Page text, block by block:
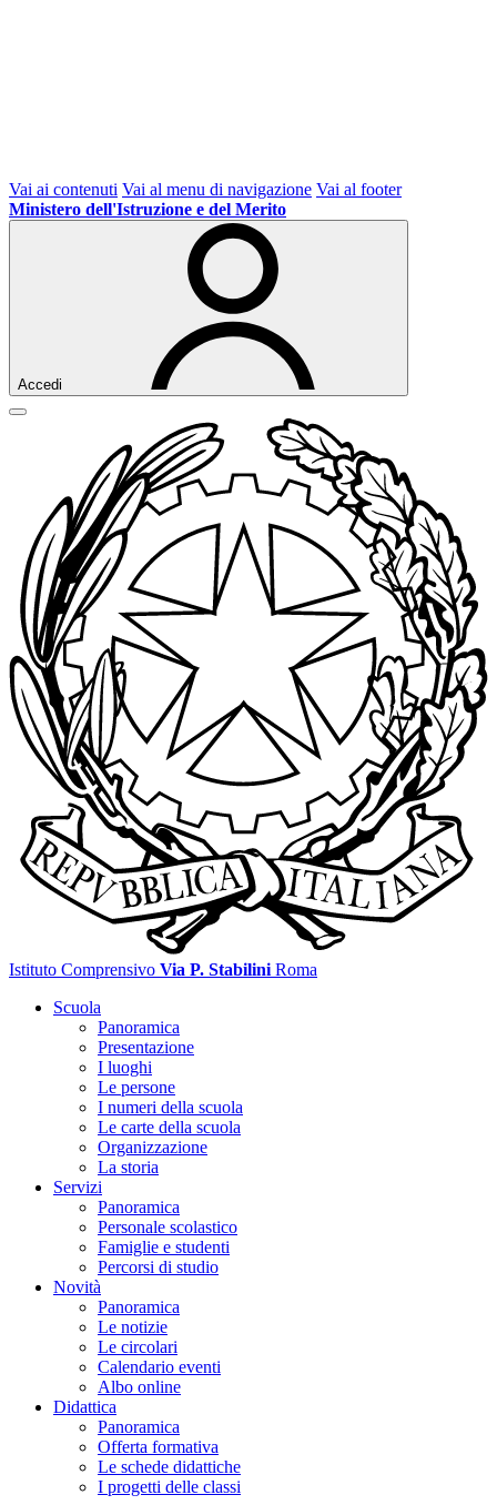
Vai ai contenuti Vai al menu di navigazione Vai al footer
Ministero dell'Istruzione e del Merito
Accedi
Istituto Comprensivo Via P. Stabilini Roma
Scuola
Panoramica
Presentazione
I luoghi
Le persone
I numeri della scuola
Le carte della scuola
Organizzazione
La storia
Servizi
Panoramica
Personale scolastico
Famiglie e studenti
Percorsi di studio
Novità
Panoramica
Le notizie
Le circolari
Calendario eventi
Albo online
Didattica
Panoramica
Offerta formativa
Le schede didattiche
I progetti delle classi